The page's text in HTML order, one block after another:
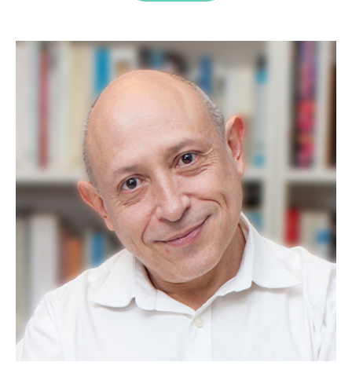
Gerardo Sánchez
Siempre en busca de sentido y soluciones que
funcionen para todos.